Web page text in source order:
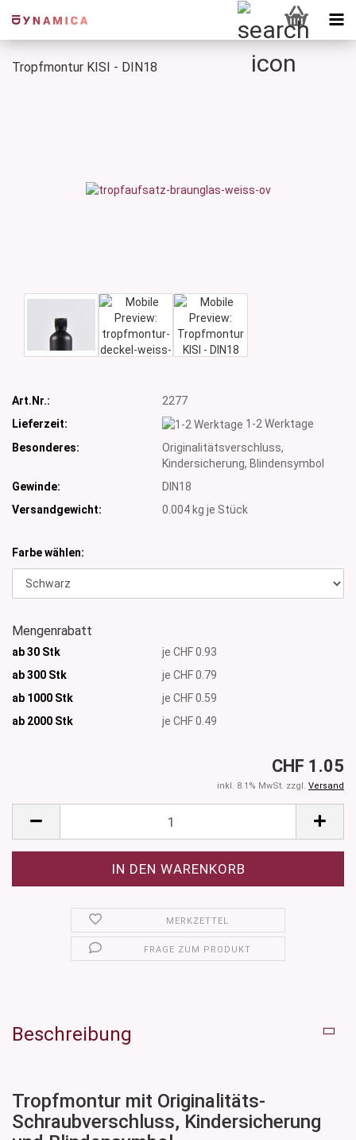
Tropfmontur KISI - DIN18
Art.Nr.:
2277
Lieferzeit:
1-2 Werktage
Besonderes:
Originalitätsverschluss,
Kindersicherung, Blindensymbol
Gewinde:
DIN18
Versandgewicht:
0.004 kg je Stück
Farbe wählen:
Mengenrabatt
ab 30 Stk
je CHF 0.93
ab 300 Stk
je CHF 0.79
ab 1000 Stk
je CHF 0.59
ab 2000 Stk je CHF 0.49
CHF 1.05
inkl. 8.1% MwSt. zzgl. Versand
MERKZETTEL
FRAGE ZUM PRODUKT
Beschreibung
Tropfmontur mit Originalitäts-
Schraubverschluss, Kindersicherung